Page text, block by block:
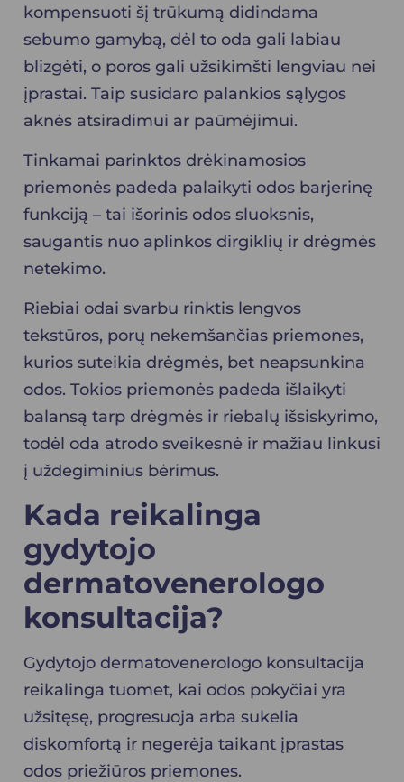
kompensuoti šį trūkumą didindama
sebumo gamybą, dėl to oda gali labiau
blizgėti, o poros gali užsikimšti lengviau nei
įprastai. Taip susidaro palankios sąlygos
aknės atsiradimui ar paūmėjimui.
Tinkamai parinktos drėkinamosios
priemonės padeda palaikyti odos barjerinę
funkciją – tai išorinis odos sluoksnis,
saugantis nuo aplinkos dirgiklių ir drėgmės
netekimo.
Riebiai odai svarbu rinktis lengvos
tekstūros, porų nekemšančias priemones,
kurios suteikia drėgmės, bet neapsunkina
odos. Tokios priemonės padeda išlaikyti
balansą tarp drėgmės ir riebalų išsiskyrimo,
todėl oda atrodo sveikesnė ir mažiau linkusi
į uždegiminius bėrimus.
Kada reikalinga
gydytojo
dermatovenerologo
konsultacija?
Gydytojo dermatovenerologo konsultacija
reikalinga tuomet, kai odos pokyčiai yra
užsitęsę, progresuoja arba sukelia
diskomfortą ir negerėja taikant įprastas
odos priežiūros priemones.